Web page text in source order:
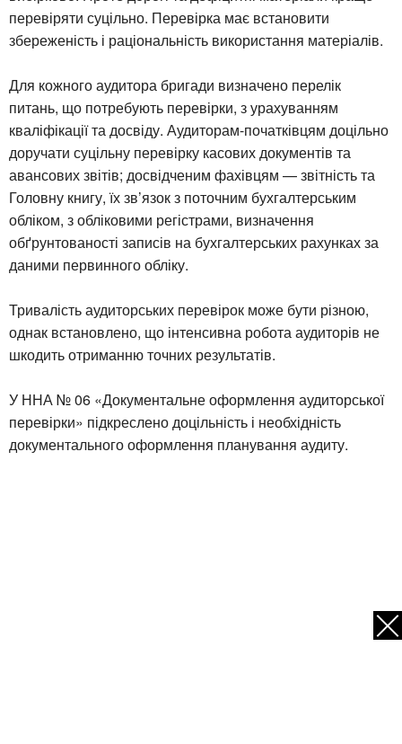
перевіряти суцільно. Перевірка має встановити
збереженість і раціональність використання матеріалів.
Для кожного аудитора бригади визначено перелік
питань, що потребують перевірки, з урахуванням
кваліфікації та досвіду. Аудиторам-початківцям доцільно
доручати суцільну перевірку касових документів та
авансових звітів; досвідченим фахівцям — звітність та
Головну книгу, їх зв’язок з поточним бухгалтерським
обліком, з обліковими регістрами, визначення
обґрунтованості записів на бухгалтерських рахунках за
даними первинного обліку.
Тривалість аудиторських перевірок може бути різною,
однак встановлено, що інтенсивна робота аудиторів не
шкодить отриманню точних результатів.
У ННА № 06 «Документальне оформлення аудиторської
перевірки» підкреслено доцільність і необхідність
документального оформлення планування аудиту.